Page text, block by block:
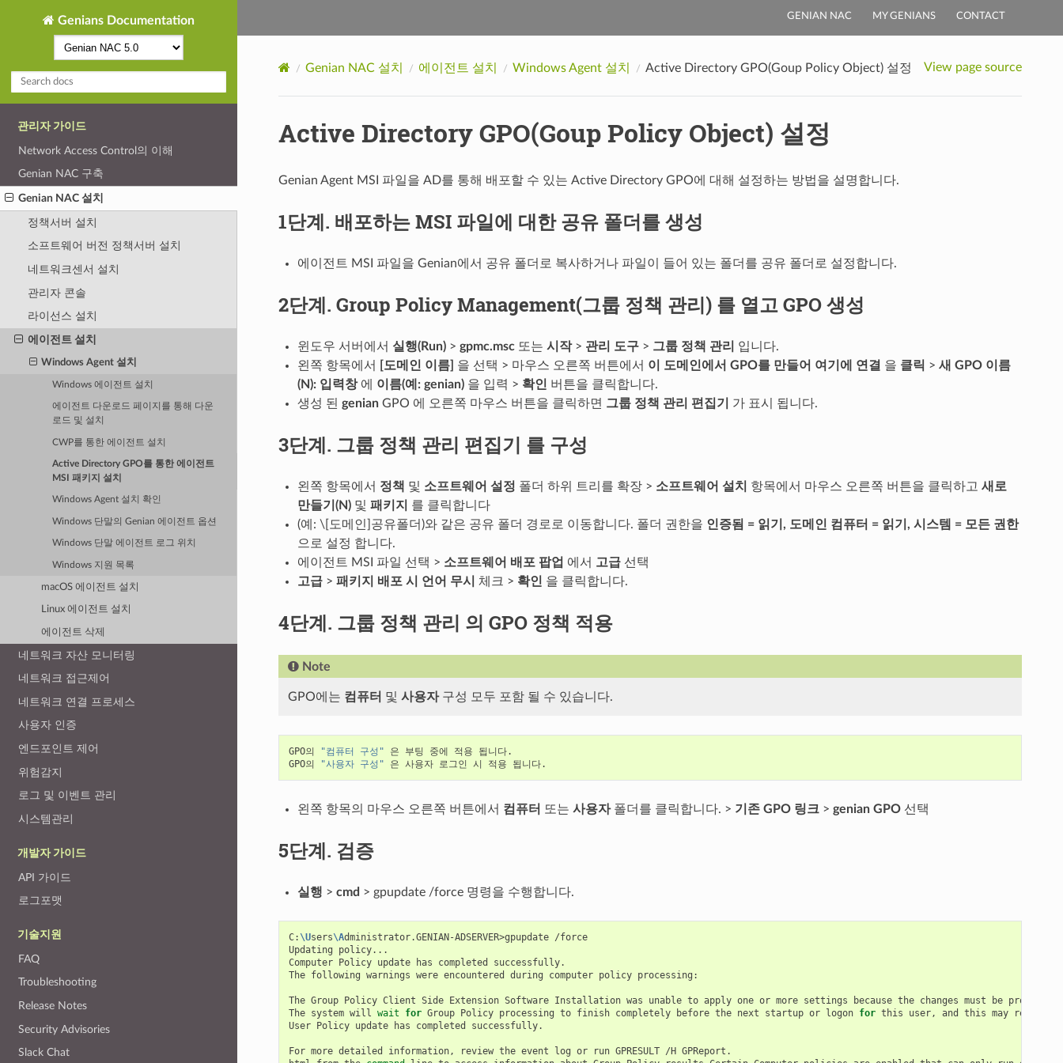
GENIAN NAC MY GENIANS CONTACT
Genians Documentation
관리자 가이드
Network Access Control의 이해
Genian NAC 구축
Genian NAC 설치
정책서버 설치
소프트웨어 버전 정책서버 설치
네트워크센서 설치
관리자 콘솔
라이선스 설치
에이전트 설치
Windows Agent 설치
Windows 에이전트 설치
에이전트 다운로드 페이지를 통해 다운
로드 및 설치
CWP를 통한 에이전트 설치
Active Directory GPO를 통한 에이전트
MSI 패키지 설치
Windows Agent 설치 확인
Windows 단말의 Genian 에이전트 옵션
Windows 단말 에이전트 로그 위치
Windows 지원 목록
macOS 에이전트 설치
Linux 에이전트 설치
에이전트 삭제
네트워크 자산 모니터링
네트워크 접근제어
네트워크 연결 프로세스
사용자 인증
엔드포인트 제어
위험감지
로그 및 이벤트 관리
시스템관리
개발자 가이드
API 가이드
로그포맷
기술지원
FAQ
Troubleshooting
Release Notes
Security Advisories
Slack Chat
Genian NAC 설치 에이전트 설치 Windows Agent 설치 Active Directory GPO(Goup Policy Object) 설정 View page source
Active Directory GPO(Goup Policy Object) 설정
Genian Agent MSI 파일을 AD를 통해 배포할 수 있는 Active Directory GPO에 대해 설정하는 방법을 설명합니다.
1단계. 배포하는 MSI 파일에 대한 공유 폴더를 생성
에이전트 MSI 파일을 Genian에서 공유 폴더로 복사하거나 파일이 들어 있는 폴더를 공유 폴더로 설정합니다.
2단계. Group Policy Management(그룹 정책 관리)를 열고 GPO 생성
윈도우 서버에서 실행(Run)> gpmc.msc또는 시작> 관리 도구> 그룹 정책 관리 입니다.
왼쪽 항목에서
[도메인 이름] 을 선택 > 마우스 오른쪽 버튼에서 이 도메인에서 GPO를 만들어 여기에 연결 을 클릭 > 새 GPO 이름
(N): 입력창에 이름(예: genian)을 입력 > 확인 버튼을 클릭합니다.
생성 된 genianGPO 에 오른쪽 마우스 버튼을 클릭하면 그룹 정책 관리 편집기 가 표시 됩니다.
3단계. 그룹 정책 관리 편집기 를 구성
왼쪽 항목에서 정책 및 소프트웨어 설정 폴더 하위 트리를 확장 > 소프트웨어 설치 항목에서 마우스 오른쪽 버튼을 클릭하고 새로
만들기(N)및 패키지
를 클릭합니다
(예: \[도메인]공유폴더)와 같은 공유 폴더 경로로 이동합니다. 폴더 권한을 인증됨 = 읽기, 도메인 컴퓨터 = 읽기, 시스템 = 모든 권한
으로 설정 합니다.
에이전트 MSI 파일 선택 > 소프트웨어 배포 팝업 에서 고급선택
고급> 패키지 배포 시 언어 무시 체크 > 확인 을 클릭합니다.
4단계. 그룹 정책 관리 의 GPO 정책 적용
Note
GPO에는 컴퓨터 및 사용자구성 모두 포함 될 수 있습니다.
GPO의 "컴퓨터 구성" 은 부팅 중에 적용 됩니다.
GPO의
"사용자 구성"
왼쪽 항목의 마우스 오른쪽 버튼에서 컴퓨터 또는 사용자폴더를 클릭합니다. > 기존 GPO 링크> genian GPO선택
5단계. 검증
실행 > cmd > gpupdate /force 명령을 수행합니다.
C: \Users\Administrator.GENIAN-ADSERVER>gpupdate /force
Updating policy...
Computer Policy update has completed successfully.
The following warnings were encountered during computer policy processing:
The Group Policy Client Side Extension Software Installation was unable to apply one or more settings because the changes must be
The system will wait for Group Policy processing to finish completely before the next startup or logon for this user, and this may result
User Policy update has completed successfully.
For more detailed information, review the event log or run GPRESULT /H GPReport.